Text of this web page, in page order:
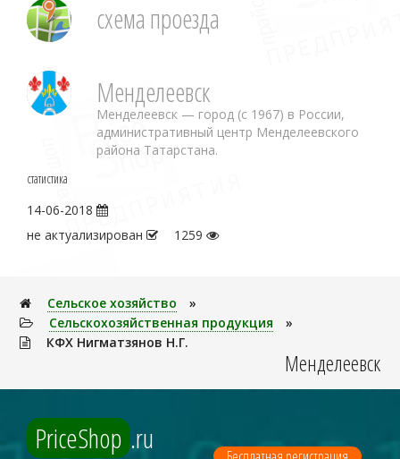
схема проезда
Менделеевск
Менделеевск — город (с 1967) в России,
административный центр Менделеевского
района Татарстана.
статистика
14-06-2018
не актуализирован
1259
Сельское хозяйство
»
Сельскохозяйственная продукция
»
КФХ Нигматзянов Н.Г.
Менделеевск
PriceShop .ru